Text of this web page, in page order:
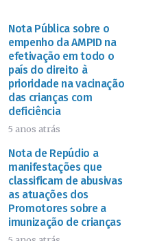
Nota Pública sobre o
empenho da AMPID na
efetivação em todo o
país do direito à
prioridade na vacinação
das crianças com
deficiência
5 anos atrás
Nota de Repúdio a
manifestações que
classificam de abusivas
as atuações dos
Promotores sobre a
imunização de crianças